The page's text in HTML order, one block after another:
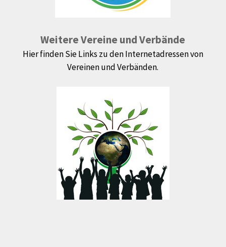
Weitere Vereine und Verbände
Hier finden Sie Links zu den Internetadressen von
Vereinen und Verbänden.